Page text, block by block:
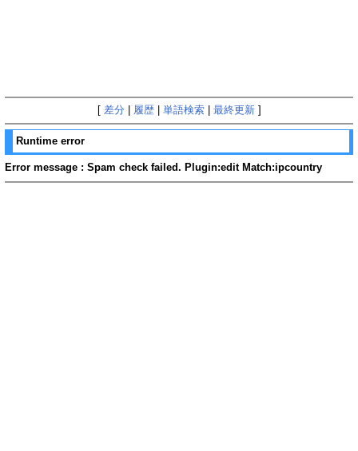
[ 差分 履歴| 単語検索| 最終更新]
Runtime error
Error message : Spam check failed. Plugin:edit Match:ipcountry